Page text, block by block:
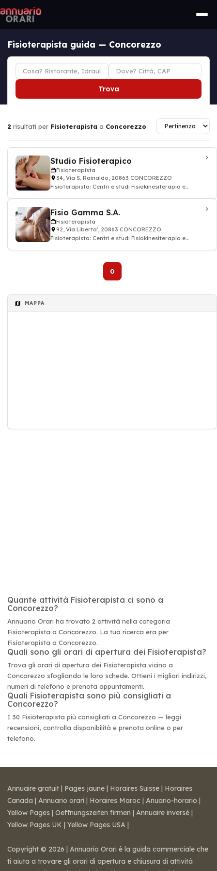
Fisioterapista guida — Concorezzo
Trova
2 risultati per Fisioterapista a Concorezzo
Studio Fisioterapico
Fisioterapista
34, Via S. Rainaldo, 20863 CONCOREZZO
Fisioterapista: Centri e studi Fisiokinesiterapia e
Fisio Gamma S.A.
Fisioterapista
92, Via Liberta', 20863 CONCOREZZO
Fisioterapista: Centri e studi Fisiokinesiterapia e
0
MAPPA
Quante attività Fisioterapista ci sono a
Concorezzo?
Annuario Orari ha trovato 2 attività nella categoria
Fisioterapista a Concorezzo. La tua ricerca era per
Fisioterapista a Concorezzo.
Quali sono gli orari di apertura dei Fisioterapista?
Trova gli orari di apertura dei Fisioterapista vicino a
Concorezzo sfogliando le loro schede. Ottieni i migliori indirizzi,
numeri di telefono e prenota appuntamenti.
Quali Fisioterapista sono più consigliati a
Concorezzo?
I 30 Fisioterapista più consigliati a Concorezzo — leggi
recensioni, controlla disponibilità e prenota online o per
telefono.
Annuaire gratuit | Pages jaune | Horaires Suisse | Horaires
Canada | Annuario orari | Horaires Maroc | Anuario-horario |
Yellow Pages | Oeffnungszeiten firmen | Annuaire inversé |
Yellow Pages UK | Yellow Pages USA |
Copyright © 2026 | Annuario Orari è la guida commerciale che
ti aiuta a trovare gli orari di apertura e chiusura di attività